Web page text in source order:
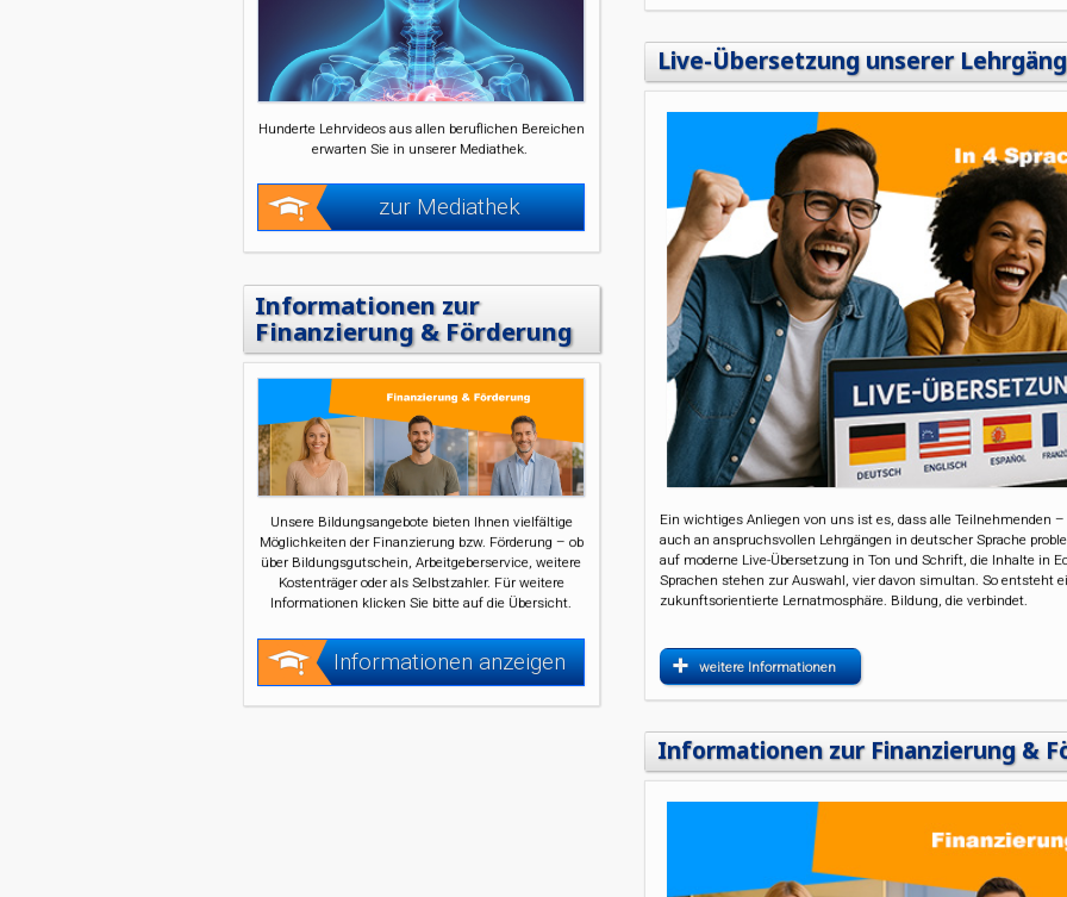
Live-Übersetzung unserer
Ein wichtiges Anliegen von uns ist es, dass alle Teilnehmenden
auch an anspruchsvollen Lehrgängen in deutscher Sprache
auf moderne Live-Übersetzung in Ton und Schrift, die Inhalte in
Sprachen stehen zur Auswahl, vier davon simultan. So entsteht
zukunftsorientierte Lernatmosphäre. Bildung, die verbindet.
weitere Informationen
Informationen zur Finanzierung &
Hunderte Lehrvideos aus allen beruflichen Bereichen
erwarten Sie in unserer Mediathek.
zur Mediathek
Informationen zur
Finanzierung & Förderung
Unsere Bildungsangebote bieten Ihnen vielfältige
Möglichkeiten der Finanzierung bzw. Förderung – ob
über Bildungsgutschein, Arbeitgeberservice, weitere
Kostenträger oder als Selbstzahler. Für weitere
Informationen klicken Sie bitte auf die Übersicht.
Informationen anzeigen